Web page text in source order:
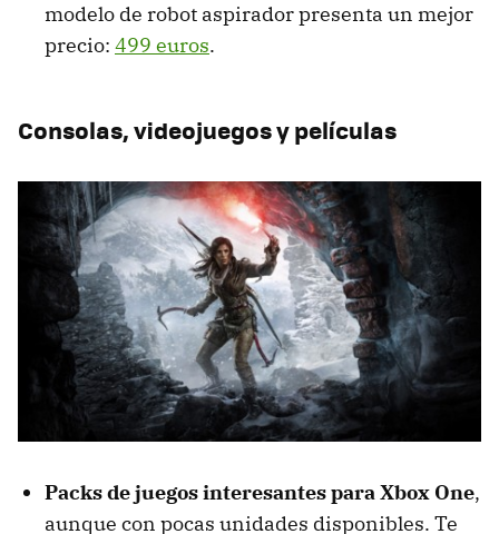
modelo de robot aspirador presenta un mejor
precio: 499 euros.
Consolas, videojuegos y películas
Packs de juegos interesantes para Xbox One,
aunque con pocas unidades disponibles. Te